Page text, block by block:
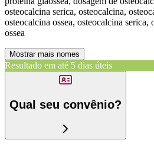
osteocalcina serica, osteocalcina,
osteocalcina ossea, osteocalcina
ossea
Mostrar mais nomes
Resultado em até 5 dias úteis
Qual seu convênio?